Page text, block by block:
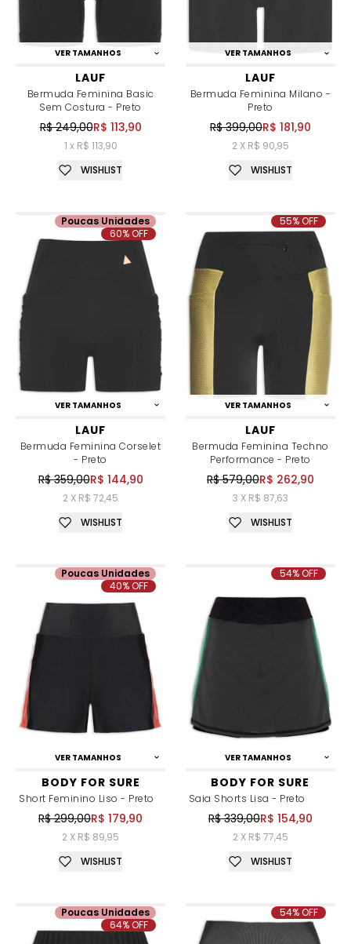
VER TAMANHOS
LAUF
Bermuda Feminina Basic
Sem Costura - Preto
R$ 249,00R$ 113,90
1 x R$ 113,90
WISHLIST
VER TAMANHOS
LAUF
Bermuda Feminina Milano -
Preto
R$ 399,00R$ 181,90
2 X R$ 90,95
WISHLIST
VER TAMANHOS
LAUF
Bermuda Feminina Corselet
- Preto
R$ 359,00R$ 144,90
2 X R$ 72,45
Poucas Unidades
60% OFF
WISHLIST
VER TAMANHOS
LAUF
Bermuda Feminina Techno
Performance - Preto
R$ 579,00R$ 262,90
3 X R$ 87,63
55% OFF
WISHLIST
VER TAMANHOS
BODY FOR SURE
Short Feminino Liso - Preto
R$ 299,00R$ 179,90
2 X R$ 89,95
Poucas Unidades
40% OFF
WISHLIST
VER TAMANHOS
BODY FOR SURE
Saia Shorts Lisa - Preto
R$ 339,00R$ 154,90
2 X R$ 77,45
54% OFF
WISHLIST
Poucas Unidades
64% OFF
54% OFF